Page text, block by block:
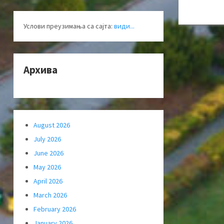
Услови преузимања са сајта: види...
Архива
August 2026
July 2026
June 2026
May 2026
April 2026
March 2026
February 2026